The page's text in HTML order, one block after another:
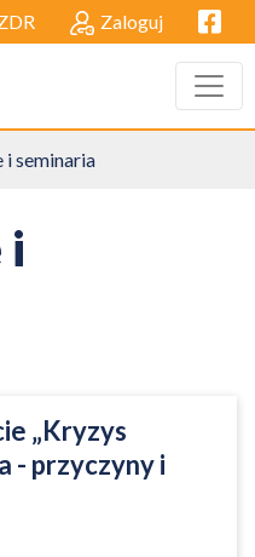
Zaloguj
i seminaria
i
„Kryzys
- przyczyny i